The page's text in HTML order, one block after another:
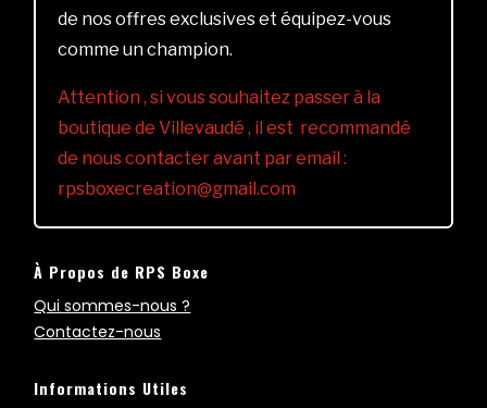
de nos offres exclusives et équipez-vous
comme un champion.
Attention , si vous souhaitez passer à la
boutique de Villevaudé , il est recommandé
de nous contacter avant par email :
rpsboxecreation@gmail.com
À Propos de RPS Boxe
Qui sommes-nous ?
Contactez-nous
Informations Utiles